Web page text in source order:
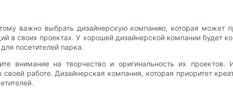
важно выбрать дизайнерскую компанию, которая может
в своих проектах. У хорошей дизайнерской компании будет
посетителей парка.
внимание на творчество и оригинальность их
работе. Дизайнерская компания, которая приоритет